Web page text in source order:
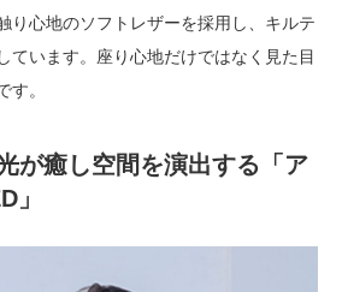
り心地のソフトレザーを採用し、キルテ
ています。座り心地だけではなく見た目
す。
が癒し空間を演出する「ア
」